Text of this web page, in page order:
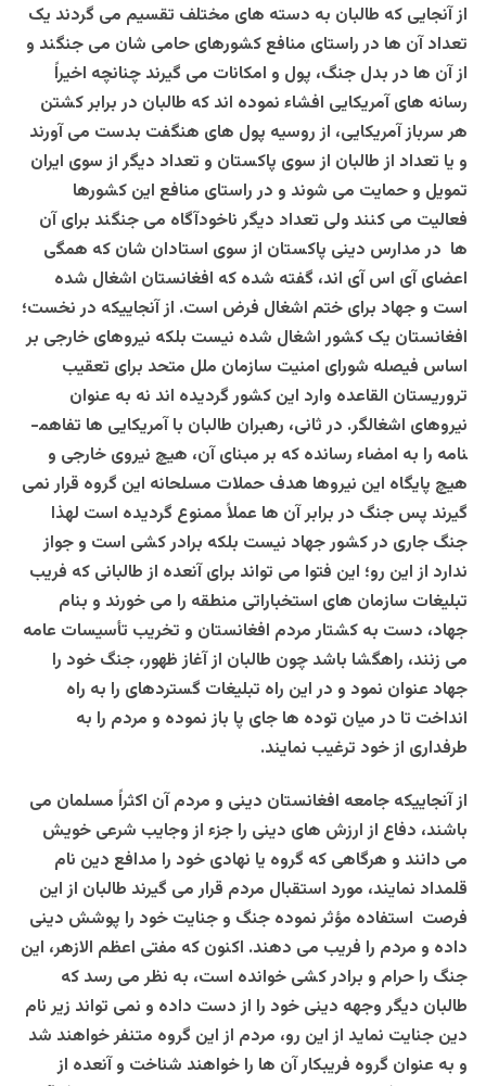
از آنجایی که طالبان به دسته های مختلف تقسیم می گردند یک
تعداد آن ها در راستای منافع کشورهای حامی شان می جنگند و
از آن ها در بدل جنگ، پول و امکانات می گیرند چنانچه اخیراً
رسانه های آمریکایی افشاء نموده اند که طالبان در برابر کشتن
هر سرباز آمریکایی، از روسیه پول های هنگفت بدست می آورند
و یا تعداد از طالبان از سوی پاکستان و تعداد دیگر از سوی ایران
تمویل و حمایت می شوند و در راستای منافع این کشورها
فعالیت می کنند ولی تعداد دیگر ناخودآگاه می جنگند برای آن
ها در مدارس دینی پاکستان از سوی استادان شان که همگی
اعضای آی اس آی اند، گفته شده که افغانستان اشغال شده
است و جهاد برای ختم اشغال فرض است. از آن­جایی­که در نخست؛
افغانستان یک کشور اشغال شده نیست بلکه نیروهای خارجی بر
اساس فیصله شورای امنیت سازمان ملل متحد برای تعقیب
تروریستان القاعده وارد این کشور گردیده اند نه به عنوان
نیروهای اشغالگر. در ثانی، رهبران طالبان با آمریکایی ها تفاهم­
نامه را به امضاء رسانده که بر مبنای آن، هیچ نیروی خارجی و
هیچ پایگاه این نیروها هدف حملات مسلحانه این گروه قرار نمی
گیرند پس جنگ در برابر آن ها عملاً ممنوع گردیده است لهذا
جنگ جاری در کشور جهاد نیست بلکه برادر کشی است و جواز
ندارد از این رو؛ این فتوا می تواند برای آنعده از طالبانی که فریب
تبلیغات سازمان های استخباراتی منطقه را می خورند و بنام
جهاد، دست به کشتار مردم افغانستان و تخریب تأسیسات عامه
می زنند، راه­گشا باشد چون طالبان از آغاز ظهور، جنگ خود را
جهاد عنوان نمود و در این راه تبلیغات گسترده­ای را به راه
انداخت تا در میان توده ها جای پا باز نموده و مردم را به
طرفداری از خود ترغیب نمایند.
از آنجایی­که جامعه افغانستان دینی و مردم آن اکثراً مسلمان می
باشند، دفاع از ارزش های دینی را جزء از وجایب شرعی خویش
می دانند و هرگاهی که گروه یا نهادی خود را مدافع دین نام
قلمداد نمایند، مورد استقبال مردم قرار می گیرند طالبان از این
فرصت استفاده مؤثر نموده جنگ و جنایت خود را پوشش دینی
داده و مردم را فریب می دهند. اکنون که مفتی اعظم الازهر، این
جنگ را حرام و برادر کشی خوانده است، به نظر می رسد که
طالبان دیگر وجهه دینی خود را از دست داده و نمی تواند زیر نام
دین جنایت نماید از این رو، مردم از این گروه متنفر خواهند شد
و به عنوان گروه فریبکار آن ها را خواهند شناخت و آنعده از